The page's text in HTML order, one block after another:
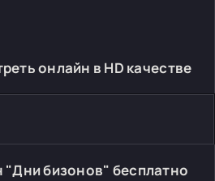
онлайн в HD качестве
бизонов" бесплатно